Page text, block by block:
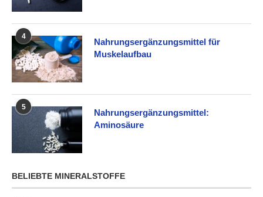
4
Nahrungsergänzungsmittel für
Muskelaufbau
5
Nahrungsergänzungsmittel:
Aminosäure
BELIEBTE MINERALSTOFFE